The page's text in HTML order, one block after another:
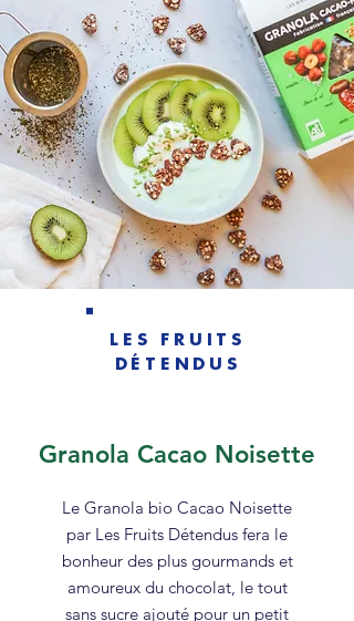
LES FRUITS
DÉTENDUS
Granola Cacao Noisette
Le Granola bio Cacao Noisette
par Les Fruits Détendus fera le
bonheur des plus gourmands et
amoureux du chocolat, le tout
sans sucre ajouté pour un petit